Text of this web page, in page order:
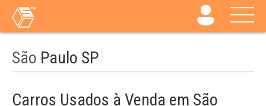
São Paulo SP
Carros Usados à Venda em São